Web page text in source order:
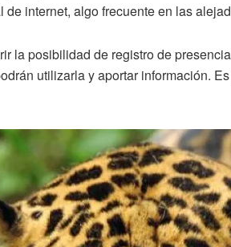
de internet, algo frecuente en las
la posibilidad de registro de
utilizarla y aportar información.